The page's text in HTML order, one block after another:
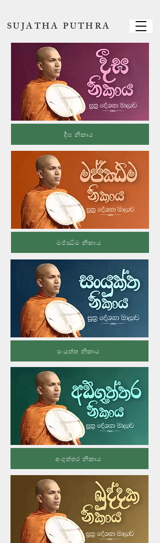
SUJATHA PUTHRA
දීඝ නිකාය
මජ්ඣිම නිකාය
සංයුත්ත නිකාය
අංගුත්තර නිකාය